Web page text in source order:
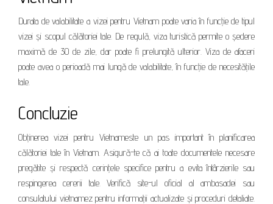
Durata de valabilitate a vizei pentru Vietnam poate varia în funcție de tipul
vizei și scopul călătoriei tale. De regulă, viza turistică permite o ședere
maximă de 30 de zile, dar poate fi prelungită ulterior. Viza de afaceri
poate avea o perioadă mai lungă de valabilitate, în funcție de necesitățile
tale.
Concluzie
Obținerea vizei pentru Vietnameste un pas important în planificarea
călătoriei tale în Vietnam. Asigură-te că ai toate documentele necesare
pregătite și respectă cerințele specifice pentru a evita întârzierile sau
respingerea cererii tale. Verifică site-ul oficial al ambasadei sau
consulatului vietnamez pentru informații actualizate și proceduri detaliate.